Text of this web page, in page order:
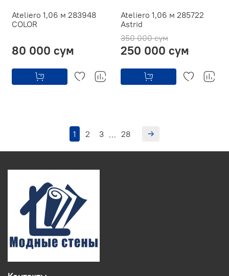
Ateliero 1,06 м 283948
COLOR
80 000 сум
Ateliero 1,06 м 285722
Astrid
350 000 сум
250 000 сум
1 2 3 … 28